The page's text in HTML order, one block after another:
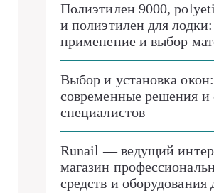
Полиэтилен 9000,
и полиэтилен для лодки:
применение и выбор
Выбор и установка окон:
современные решения и
специалистов
Runail — ведущий
магазин
средств и оборудования